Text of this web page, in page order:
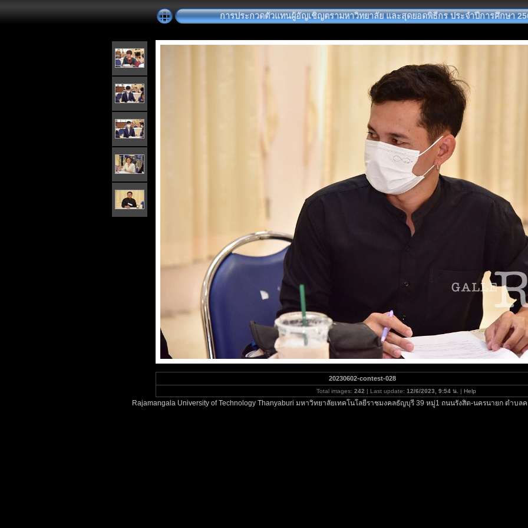
การประกวดตัวแทนผู้อัญเชิญตรามหาวิทยาลัย และสุดยอดพิธีกร ประจำปีการศึกษา
20230602-contest-028
Total images: 242 | Last update: 12/6/2023, 9:54 น. | Help
Rajamangala University of Technology Thanyaburi มหาวิทยาลัยเทคโนโลยีราชมงคลธัญบุรี 39 หมู่1 ถนนรังสิต-นครนายก ตำบ